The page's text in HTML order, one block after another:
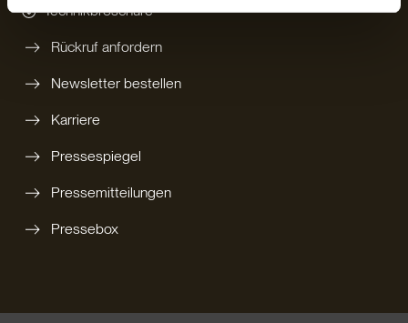
Technikbroschüre
Rückruf anfordern
Newsletter bestellen
Karriere
Pressespiegel
Pressemitteilungen
Pressebox